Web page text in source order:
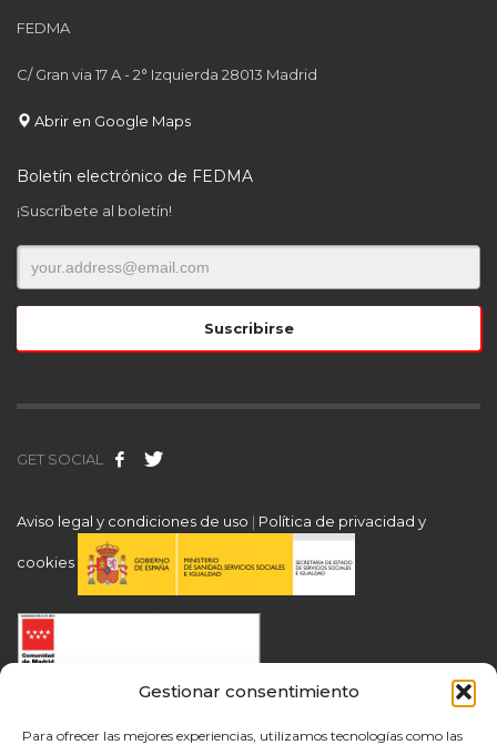
Gestionar consentimiento
Para ofrecer las mejores experiencias, utilizamos tecnologías como las
FEDMA
C/ Gran via 17 A - 2° Izquierda 28013 Madrid
Abrir en Google Maps
Boletín electrónico de FEDMA
¡Suscríbete al boletín!
GET SOCIAL
Aviso legal y condiciones de uso | Política de privacidad y
cookies